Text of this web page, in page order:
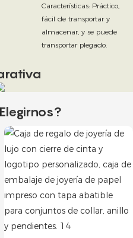
Características: Práctico,
fácil de transportar y
almacenar, y se puede
transportar plegado.